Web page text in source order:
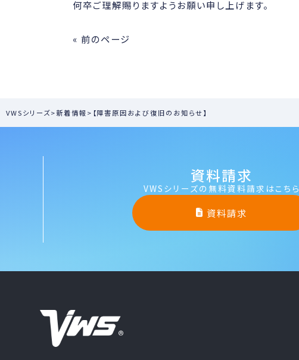
何卒ご理解賜りますようお願い申し上げます。
« 前のページ
VWSシリーズ>新着情報> 【障害原因および復旧のお知らせ】
資料請求
VWSシリーズの無料資料請求はこちら
資料請求